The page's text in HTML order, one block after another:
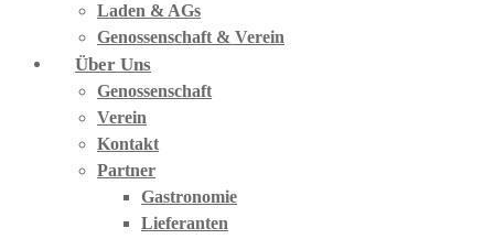
Laden & AGs
Genossenschaft & Verein
Über Uns
Genossenschaft
Verein
Kontakt
Partner
Gastronomie
Lieferanten